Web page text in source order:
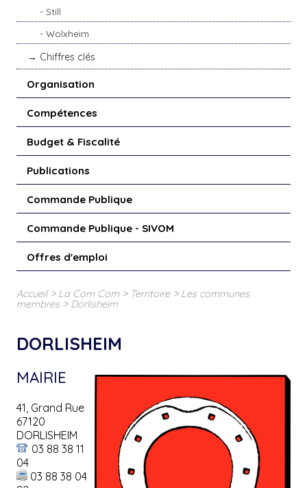
Still
Wolxheim
Chiffres clés
Organisation
Compétences
Budget & Fiscalité
Publications
Commande Publique
Commande Publique - SIVOM
Offres d'emploi
Accueil> La Com Com> Territoire> Les communes
membres> Dorlisheim
DORLISHEIM
MAIRIE
41, Grand Rue
67120
DORLISHEIM
03 88 38 11
04
03 88 38 04